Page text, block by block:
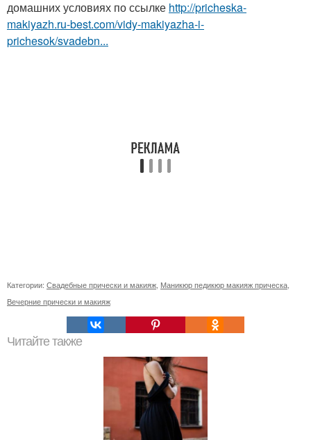
домашних условиях по ссылке http://pricheska-
makiyazh.ru-best.com/vidy-makiyazha-i-
prichesok/svadebn...
Категории: Свадебные прически и макияж, Маникюр педикюр макияж прическа,
Вечерние прически и макияж
Читайте также